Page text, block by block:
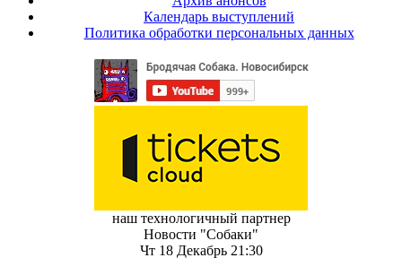
Календарь выступлений
Политика обработки персональных данных
наш технологичный партнер
Новости "Собаки"
Чт 18 Декабрь 21:30